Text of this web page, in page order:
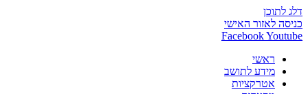
דלג לתוכן
כניסה לאזור האישי
FacebookYoutube
ראשי
מידע לתושב
אטרקציות